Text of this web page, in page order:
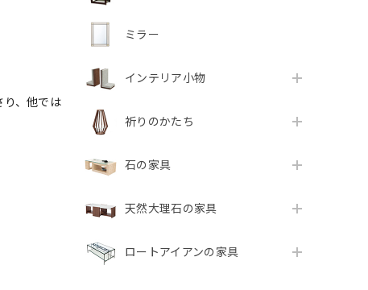
ミラー
インテリア小物
祈りのかたち
石の家具
天然大理石の家具
ロートアイアンの家具
り、他では